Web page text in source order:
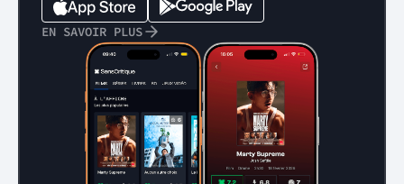
EN SAVOIR PLUS